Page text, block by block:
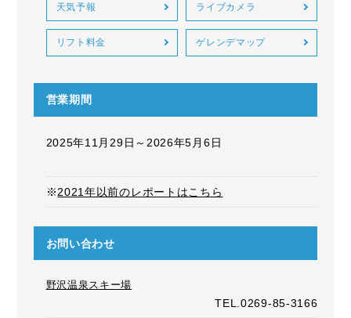
天気予報 ライブカメラ
リフト料金 ゲレンデマップ
営業期間
2025年11月29日～2026年5月6日
※2021年以前のレポートはこちら
お問い合わせ
野沢温泉スキー場
TEL.0269-85-3166